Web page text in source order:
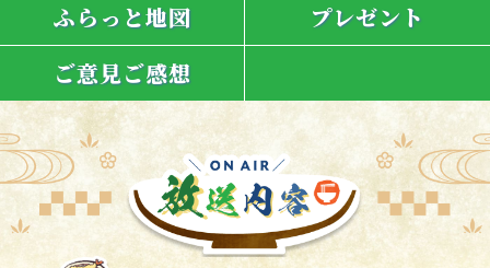
ふらっと地図
プレゼント
ご意見ご感想